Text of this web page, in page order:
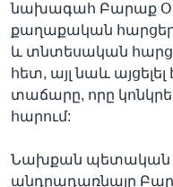
ԿԱՊ ՄԵԶ ՀԵՏ
ՀԵՏԵՒԵՔ ՄԵԶ
Լեզուներ
նախագահ Բարաք
քաղաքական
և տնտեսական
հետ, այլ նաև
տաճարը, որը
հարում:
Նախքան պետական
անդրադառնալը